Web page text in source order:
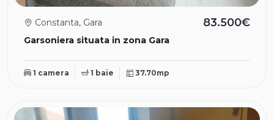
Garsoniera situata in zona Gara
Constanta, Gara 83.500€
1 camera 1 baie 37.70mp